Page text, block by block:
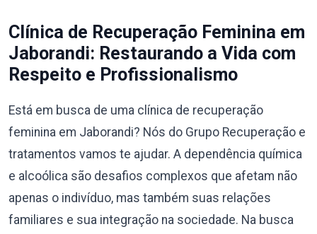
Clínica de Recuperação Feminina em
Jaborandi: Restaurando a Vida com
Respeito e Profissionalismo
Está em busca de uma clínica de recuperação
feminina em Jaborandi? Nós do Grupo Recuperação e
tratamentos vamos te ajudar. A dependência química
e alcoólica são desafios complexos que afetam não
apenas o indivíduo, mas também suas relações
familiares e sua integração na sociedade. Na busca